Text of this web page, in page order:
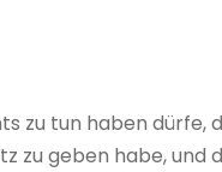
zu tun haben dürfe,
zu geben habe, und